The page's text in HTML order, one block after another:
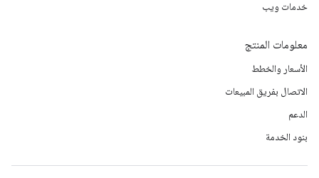
خدمات ويب
معلومات المنتج
الأسعار والخطط
الاتصال بفريق المبيعات
الدعم
بنود الخدمة